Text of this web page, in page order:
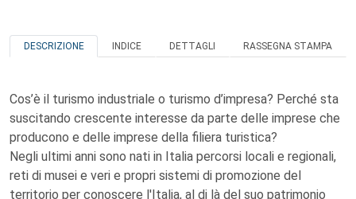
DESCRIZIONE INDICE DETTAGLI RASSEGNA STAMPA
Cos’è il turismo industriale o turismo d’impresa? Perché sta
suscitando crescente interesse da parte delle imprese che
producono e delle imprese della filiera turistica?
Negli ultimi anni sono nati in Italia percorsi locali e regionali,
reti di musei e veri e propri sistemi di promozione del
territorio per conoscere l'Italia, al di là del suo patrimonio